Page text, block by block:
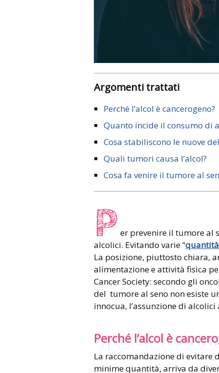
Argomenti trattati
Perché l’alcol è cancerogeno?
Quanto incide il consumo di
Cosa stabiliscono le nuove
Quali tumori causa l’alcol?
Cosa fa venire il tumore al
P er prevenire il tumore al
alcolici. Evitando varie “
La posizione, piuttosto chiara,
alimentazione e attività fisica
Cancer Society: secondo gli
del tumore al seno non esiste
innocua, l’assunzione di
Perché l’alcol è
La raccomandazione di evitare
minime quantità, arriva da